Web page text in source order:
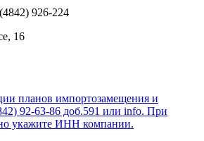
926-224
16
планов импортозамещения и
92-63-86 доб.591 или info. При
укажите ИНН компании.